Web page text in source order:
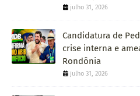
julho 31, 2026
Candidatura de
crise interna e
Rondônia
julho 31, 2026